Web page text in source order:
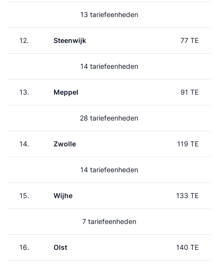
13 tariefeenheden
12. Steenwijk 77 TE
14 tariefeenheden
13. Meppel 91 TE
28 tariefeenheden
14. Zwolle 119 TE
14 tariefeenheden
15. Wijhe 133 TE
7 tariefeenheden
16. Olst 140 TE